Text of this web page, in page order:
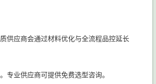
供应商会通过材料优化与全流程品控延长
专业供应商可提供免费选型咨询。